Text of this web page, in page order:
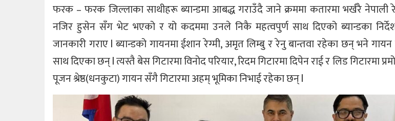
फरक – फरक जिल्लाका साथीहरू ब्यान्डमा आबद्ध गराउँदै जाने क्रममा कतारमा भर्खरै नेपाली
नजिर हुसेन सँग भेट भएको र यो कदममा उनले निकै महत्वपुर्ण साथ दिएको ब्यान्डका
जानकारी गराए l ब्यान्डको गायनमा ईशान रेग्मी, अमृत लिम्बु र रेनु बान्तवा रहेका छन् भने
साथ दिएका छन् l त्यस्तै बेस गिटारमा विनोद परियार, रिदम गिटारमा दिपेन राई र लिड गिटारमा
पूजन श्रेष्ठ(धनकुटा) गायन सँगै गिटारमा अहम् भूमिका निभाई रहेका छन् l